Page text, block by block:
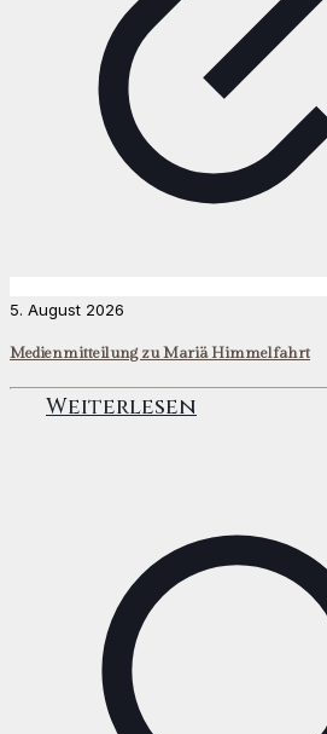
5. August 2026
Medienmitteilung zu Mariä Himmelfahrt
Weiterlesen